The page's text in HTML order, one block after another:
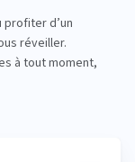
et
choisir en